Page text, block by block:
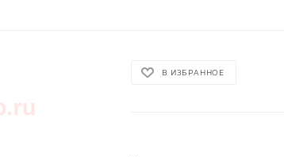
В ИЗБРАННОЕ